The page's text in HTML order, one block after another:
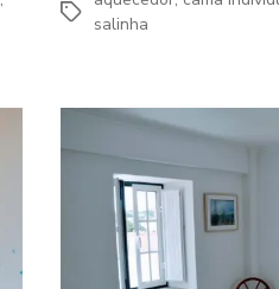
Etiquetas
salinha